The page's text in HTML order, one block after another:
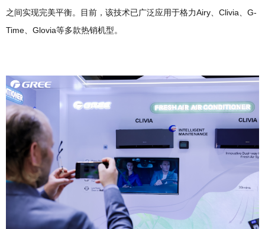
之间实现完美平衡。目前，该技术已广泛应用于格力Airy、Clivia、G-
Time、Glovia等多款热销机型。